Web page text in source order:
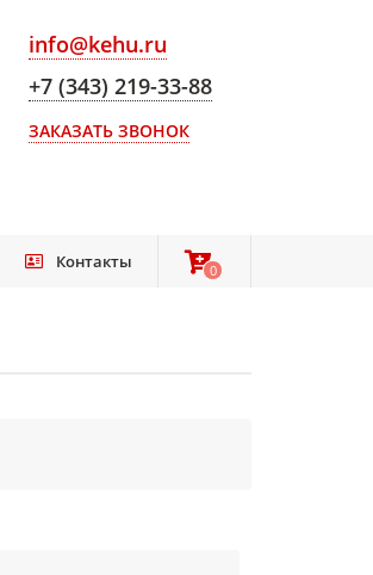
info@kehu.ru
+7 (343) 219-33-88
ЗАКАЗАТЬ ЗВОНОК
Контакты 0
0